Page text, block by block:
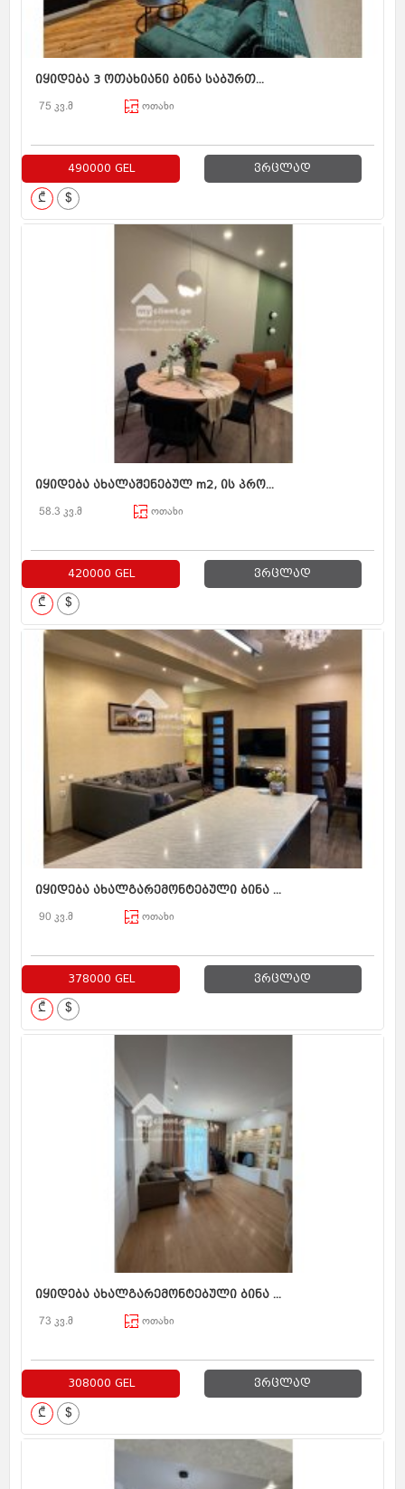
იყიდება 3 ოთახიანი ბინა საბურთ...
75 კვ.მ ოთახი
490000 GEL ვრცლად
₾ $
იყიდება ახალაშენებულ m2, ის პრო...
58.3 კვ.მ ოთახი
420000 GEL ვრცლად
₾ $
იყიდება ახალგარემონტებული ბინა ...
90 კვ.მ ოთახი
378000 GEL ვრცლად
₾ $
იყიდება ახალგარემონტებული ბინა ...
73 კვ.მ ოთახი
308000 GEL ვრცლად
₾ $